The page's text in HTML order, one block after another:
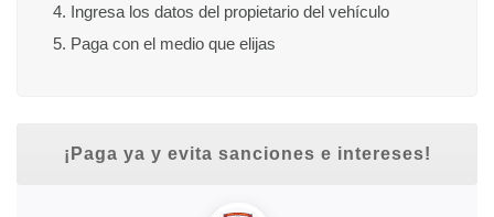
Ingresa los datos del propietario del vehículo
Paga con el medio que elijas
¡Paga ya y evita sanciones e intereses!